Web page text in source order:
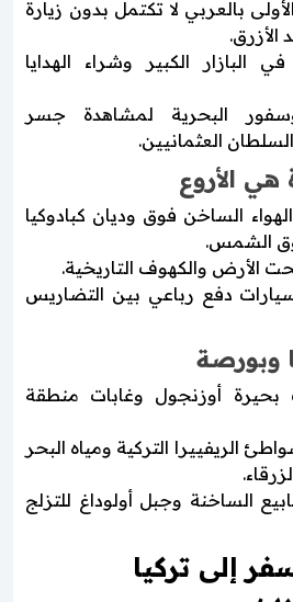
بالعربي لا تكتمل بدون زيارة
الأزرق.
البازار الكبير وشراء الهدايا
البحرية لمشاهدة جسر
العثمانيين.
هي الأروع
الساخن فوق وديان كبادوكيا
الشمس.
الأرض والكهوف التاريخية.
دفع رباعي بين التضاريس
وبورصة
أوزنجول وغابات منطقة
الريفييرا التركية ومياه البحر
الساخنة وجبل أولوداغ للتزلج
إلى تركيا